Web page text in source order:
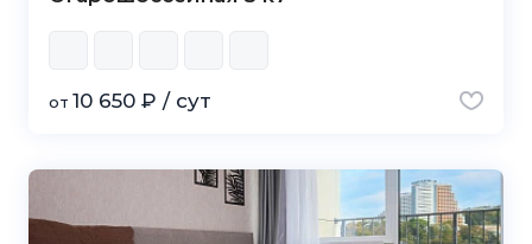
от 10 650 ₽ / сут